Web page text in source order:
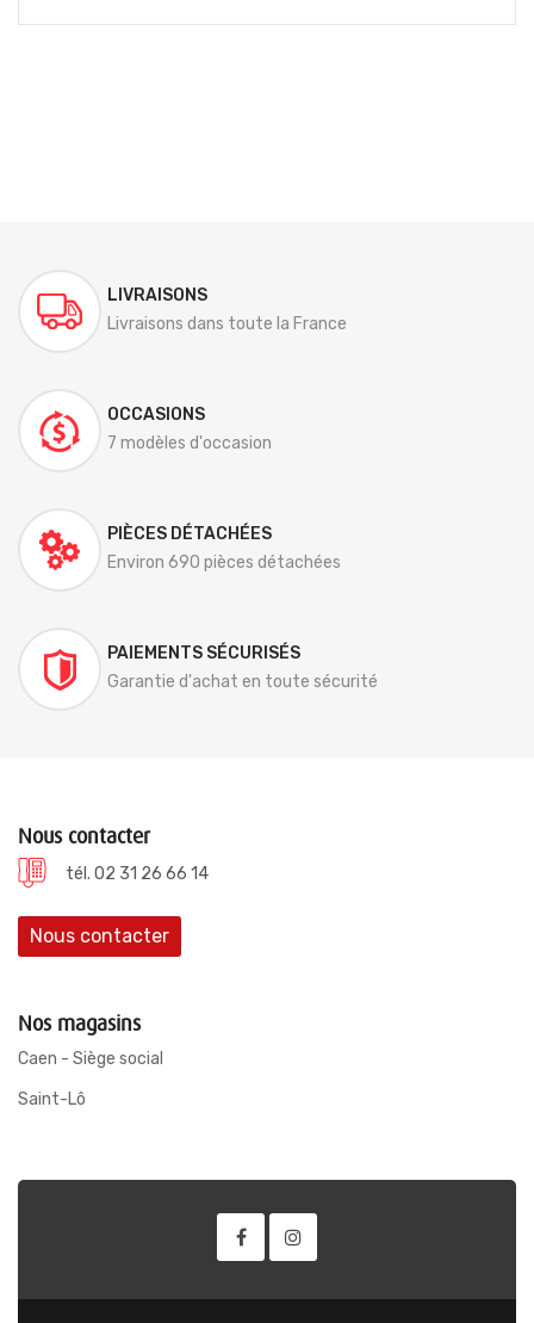
LIVRAISONS
Livraisons dans toute la France
OCCASIONS
7 modèles d'occasion
PIÈCES DÉTACHÉES
Environ 690 pièces détachées
PAIEMENTS SÉCURISÉS
Garantie d'achat en toute sécurité
Nous contacter
tél. 02 31 26 66 14
Nous contacter
Nos magasins
Caen - Siège social
Saint-Lô